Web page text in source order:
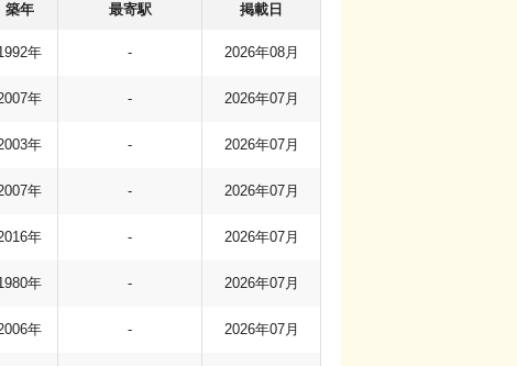
築年 最寄駅 掲載日
年 - 2026年08月
年 - 2026年07月
年 - 2026年07月
年 - 2026年07月
年 - 2026年07月
年 - 2026年07月
年 - 2026年07月